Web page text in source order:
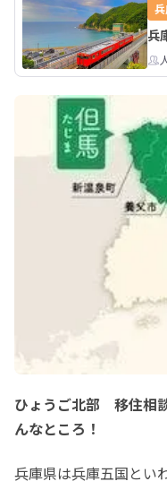
兵
ひょうご北部 移住相
んなところ！
兵庫県は兵庫五国とい